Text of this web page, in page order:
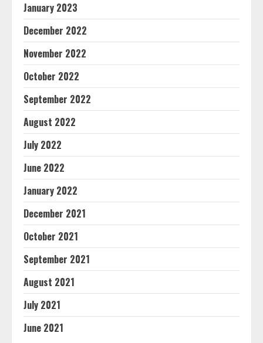
January 2023
December 2022
November 2022
October 2022
September 2022
August 2022
July 2022
June 2022
January 2022
December 2021
October 2021
September 2021
August 2021
July 2021
June 2021